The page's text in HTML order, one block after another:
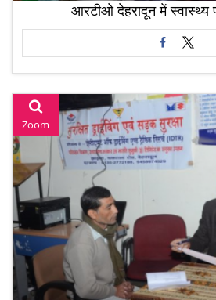
आरटीओ देहरादून में स्वास्थ्य
Zoom